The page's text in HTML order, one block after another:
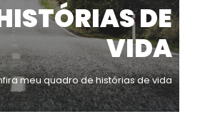
DE
VIDA
meu quadro de histórias de vida